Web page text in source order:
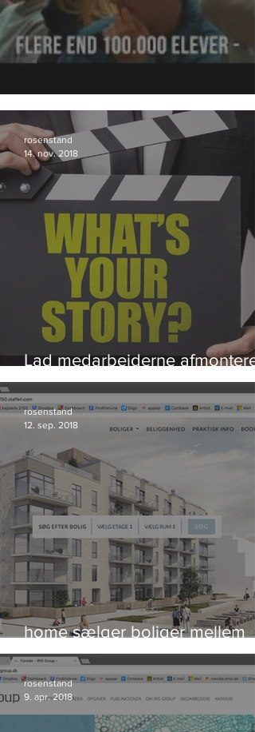
DrugRebels fortsætter
Lad medarbejderne afmontere
bomben og redde verden
rosenstand
14. nov. 2018
home sælger boliger mellem
himmel og hav
rosenstand
12. sep. 2018
rosenstand
9. apr. 2018